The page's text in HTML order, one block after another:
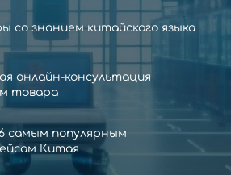
со знанием китайского языка
онлайн-консультация
товара
самым популярным
Китая